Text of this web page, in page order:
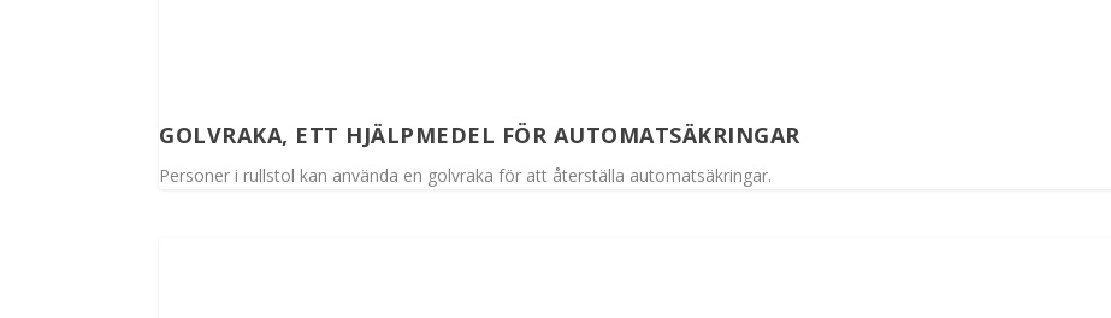
GOLVRAKA, ETT HJÄLPMEDEL FÖR AUTOMATSÄKRINGAR
Personer i rullstol kan använda en golvraka för att återställa automatsäkringar.